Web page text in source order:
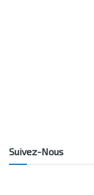
Suivez-Nous